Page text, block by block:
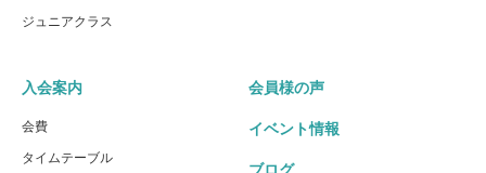
ジュニアクラス
入会案内
会費
タイムテーブル
会員様の声
イベント情報